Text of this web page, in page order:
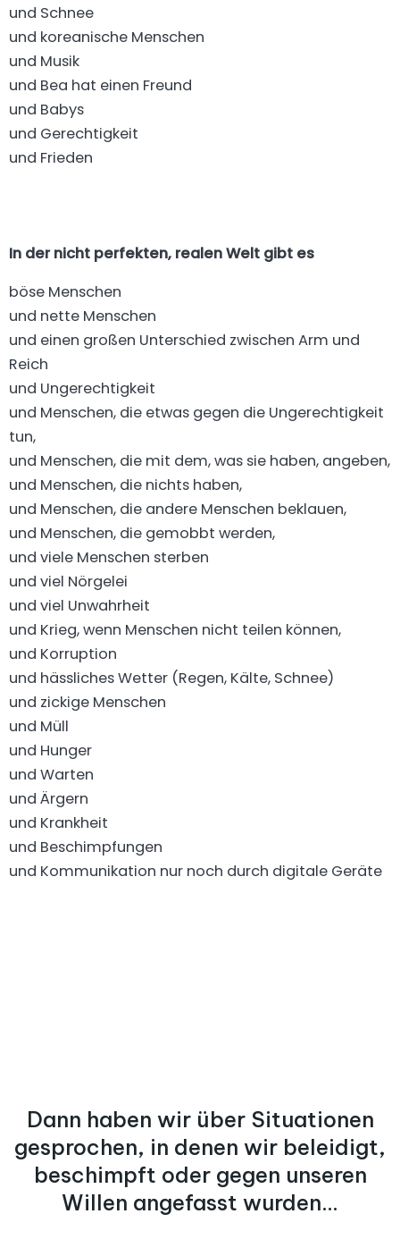
und Schnee
und koreanische Menschen
und Musik
und Bea hat einen Freund
und Babys
und Gerechtigkeit
und Frieden
In der nicht perfekten, realen Welt gibt es
böse Menschen
und nette Menschen
und einen großen Unterschied zwischen Arm und
Reich
und Ungerechtigkeit
und Menschen, die etwas gegen die Ungerechtigkeit
tun,
und Menschen, die mit dem, was sie haben, angeben,
und Menschen, die nichts haben,
und Menschen, die andere Menschen beklauen,
und Menschen, die gemobbt werden,
und viele Menschen sterben
und viel Nörgelei
und viel Unwahrheit
und Krieg, wenn Menschen nicht teilen können,
und Korruption
und hässliches Wetter (Regen, Kälte, Schnee)
und zickige Menschen
und Müll
und Hunger
und Warten
und Ärgern
und Krankheit
und Beschimpfungen
und Kommunikation nur noch durch digitale Geräte
Dann haben wir über Situationen
gesprochen, in denen wir beleidigt,
beschimpft oder gegen unseren
Willen angefasst wurden...